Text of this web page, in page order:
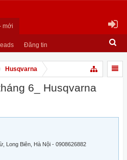
mới
Đăng tin
Husqvarna
6_ Husqvarna
Long Biên, Hà Nội - 0908626882